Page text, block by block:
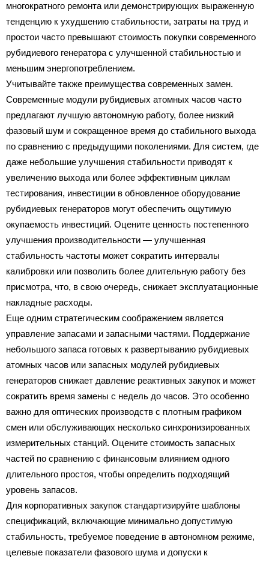
многократного ремонта или демонстрирующих выраженную
тенденцию к ухудшению стабильности, затраты на труд и
простои часто превышают стоимость покупки современного
рубидиевого генератора с улучшенной стабильностью и
меньшим энергопотреблением.
Учитывайте также преимущества современных замен.
Современные модули рубидиевых атомных часов часто
предлагают лучшую автономную работу, более низкий
фазовый шум и сокращенное время до стабильного выхода
по сравнению с предыдущими поколениями. Для систем, где
даже небольшие улучшения стабильности приводят к
увеличению выхода или более эффективным циклам
тестирования, инвестиции в обновленное оборудование
рубидиевых генераторов могут обеспечить ощутимую
окупаемость инвестиций. Оцените ценность постепенного
улучшения производительности — улучшенная
стабильность частоты может сократить интервалы
калибровки или позволить более длительную работу без
присмотра, что, в свою очередь, снижает эксплуатационные
накладные расходы.
Еще одним стратегическим соображением является
управление запасами и запасными частями. Поддержание
небольшого запаса готовых к развертыванию рубидиевых
атомных часов или запасных модулей рубидиевых
генераторов снижает давление реактивных закупок и может
сократить время замены с недель до часов. Это особенно
важно для оптических производств с плотным графиком
смен или обслуживающих несколько синхронизированных
измерительных станций. Оцените стоимость запасных
частей по сравнению с финансовым влиянием одного
длительного простоя, чтобы определить подходящий
уровень запасов.
Для корпоративных закупок стандартизируйте шаблоны
спецификаций, включающие минимально допустимую
стабильность, требуемое поведение в автономном режиме,
целевые показатели фазового шума и допуски к